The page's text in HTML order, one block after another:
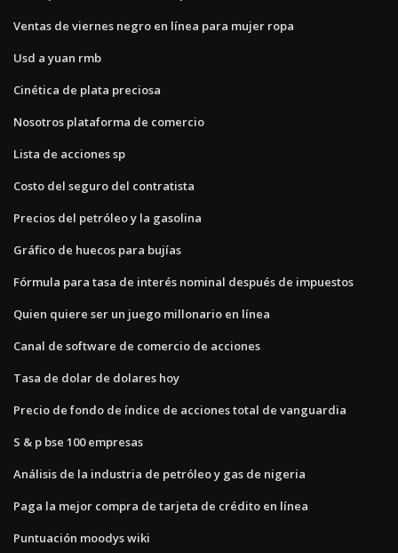
Ventas de viernes negro en línea para mujer ropa
Usd a yuan rmb
Cinética de plata preciosa
Nosotros plataforma de comercio
Lista de acciones sp
Costo del seguro del contratista
Precios del petróleo y la gasolina
Gráfico de huecos para bujías
Fórmula para tasa de interés nominal después de impuestos
Quien quiere ser un juego millonario en línea
Canal de software de comercio de acciones
Tasa de dolar de dolares hoy
Precio de fondo de índice de acciones total de vanguardia
S & p bse 100 empresas
Análisis de la industria de petróleo y gas de nigeria
Paga la mejor compra de tarjeta de crédito en línea
Puntuación moodys wiki